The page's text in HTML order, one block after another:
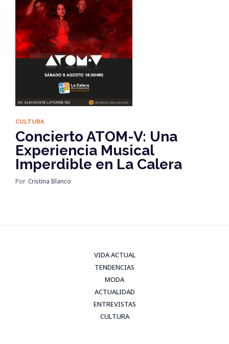
CULTURA
Concierto ATOM-V: Una
Experiencia Musical
Imperdible en La Calera
Por Cristina Blanco
VIDA ACTUAL
TENDENCIAS
MODA
ACTUALIDAD
ENTREVISTAS
CULTURA